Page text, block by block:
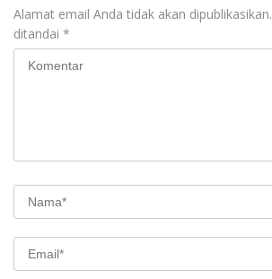
Alamat email Anda tidak akan dipublikasikan.
ditandai *